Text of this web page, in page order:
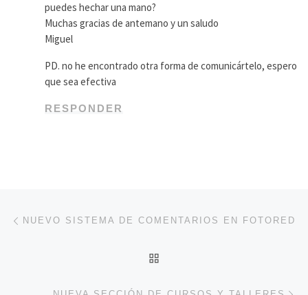
puedes hechar una mano?
Muchas gracias de antemano y un saludo
Miguel
PD. no he encontrado otra forma de comunicártelo, espero
que sea efectiva
RESPONDER
Navegación de entradas
NUEVO SISTEMA DE COMENTARIOS EN FOTORED